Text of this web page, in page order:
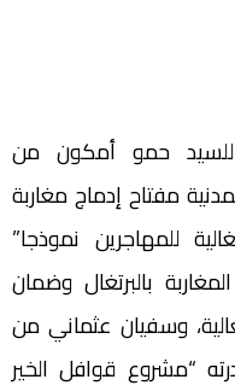
للسيد حمو أمكون من
مفتاح إدماج مغاربة
للمهاجرين نموذجا”
بالبرتغال وضمان
وسفيان عثماني من
“مشروع قوافل الخير